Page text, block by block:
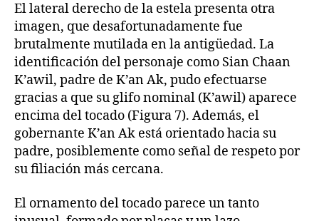
El lateral derecho de la estela presenta otra
imagen, que desafortunadamente fue
brutalmente mutilada en la antigüedad. La
identificación del personaje como Sian Chaan
K’awil, padre de K’an Ak, pudo efectuarse
gracias a que su glifo nominal (K’awil) aparece
encima del tocado (Figura 7). Además, el
gobernante K’an Ak está orientado hacia su
padre, posiblemente como señal de respeto por
su filiación más cercana.
El ornamento del tocado parece un tanto